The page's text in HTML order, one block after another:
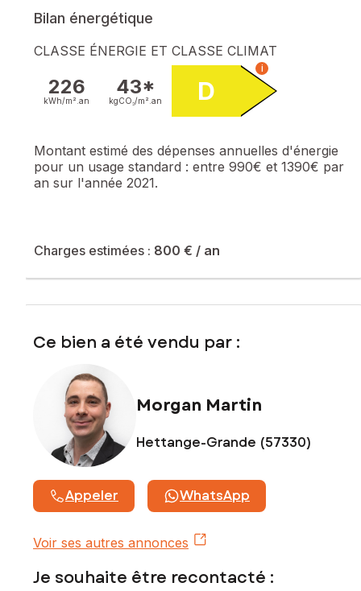
Bilan énergétique
CLASSE ÉNERGIE ET CLASSE CLIMAT
226
kWh/m². an
43*
kgCO₂/m². an D
i
Montant estimé des dépenses annuelles d'énergie
pour un usage standard : entre 990€ et 1390€ par
an sur l'année 2021.
Charges estimées : 800 € / an
Ce bien a été vendu par :
Morgan Martin
Hettange-Grande (57330)
Appeler WhatsApp
Voir ses autres annonces
Je souhaite être recontacté :